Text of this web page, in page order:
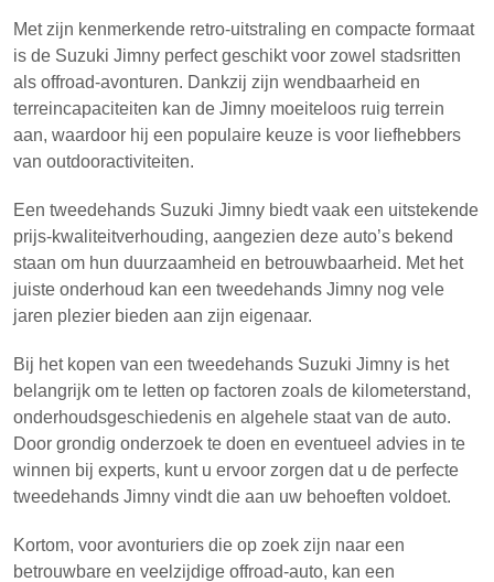
Met zijn kenmerkende retro-uitstraling en compacte formaat
is de Suzuki Jimny perfect geschikt voor zowel stadsritten
als offroad-avonturen. Dankzij zijn wendbaarheid en
terreincapaciteiten kan de Jimny moeiteloos ruig terrein
aan, waardoor hij een populaire keuze is voor liefhebbers
van outdooractiviteiten.
Een tweedehands Suzuki Jimny biedt vaak een uitstekende
prijs-kwaliteitverhouding, aangezien deze auto’s bekend
staan om hun duurzaamheid en betrouwbaarheid. Met het
juiste onderhoud kan een tweedehands Jimny nog vele
jaren plezier bieden aan zijn eigenaar.
Bij het kopen van een tweedehands Suzuki Jimny is het
belangrijk om te letten op factoren zoals de kilometerstand,
onderhoudsgeschiedenis en algehele staat van de auto.
Door grondig onderzoek te doen en eventueel advies in te
winnen bij experts, kunt u ervoor zorgen dat u de perfecte
tweedehands Jimny vindt die aan uw behoeften voldoet.
Kortom, voor avonturiers die op zoek zijn naar een
betrouwbare en veelzijdige offroad-auto, kan een